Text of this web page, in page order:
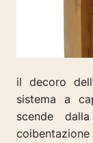
il decoro
sistema a
scende